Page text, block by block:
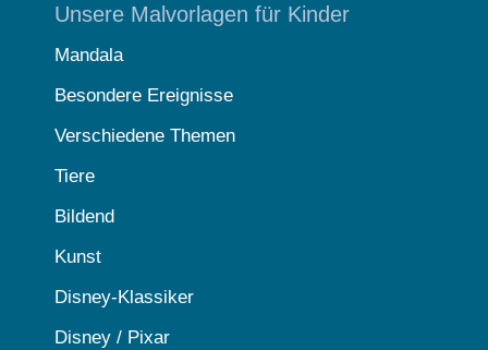
Unsere Malvorlagen für Kinder
Mandala
Besondere Ereignisse
Verschiedene Themen
Tiere
Bildend
Kunst
Disney-Klassiker
Disney / Pixar